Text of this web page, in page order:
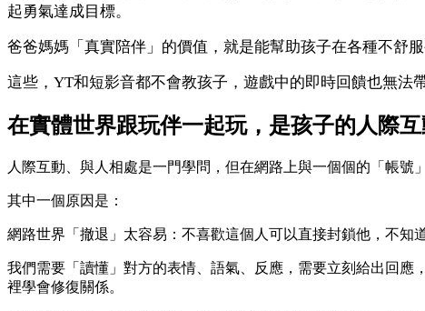
起勇氣達成目標。
爸爸媽媽「真實陪伴」的價值，就是能幫助孩子在各種不舒
這些，YT和短影音都不會教孩子，遊戲中的即時回饋也無法
在實體世界跟玩伴一起玩，是孩子的人際
人際互動、與人相處是一門學問，但在網路上與一個個的「帳
其中一個原因是：
網路世界「撤退」太容易：不喜歡這個人可以直接封鎖他，不知
我們需要「讀懂」對方的表情、語氣、反應，需要立刻給出回
裡學會修復關係。